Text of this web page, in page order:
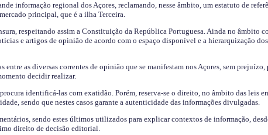
informação regional dos Açores, reclamando, nesse âmbito, um estatuto de
principal, que é a ilha Terceira.
respeitando assim a Constituição da República Portuguesa. Ainda no âmbito
e artigos de opinião de acordo com o espaço disponível e a hierarquização
entre as diversas correntes de opinião que se manifestam nos Açores, sem prejuízo,
decidir realizar.
identificá-las com exatidão. Porém, reserva-se o direito, no âmbito das leis
sendo que nestes casos garante a autenticidade das informações divulgadas.
sendo estes últimos utilizados para explicar contextos de informação,
direito de decisão editorial.